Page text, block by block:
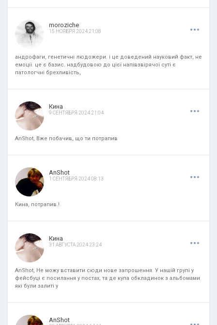
moroziche
15 НОЯБРЯ 2024 21:08 ...
андрофаги, генетичні людожери. і це доведений науковий факт, не
емоції. це є базис. надбудовою до цієї напівзвірячої суті є
патологчні брехливість,
Кина
9 СЕНТЯБРЯ 2024 21:04 ...
AnShot, Вже побачив, що ти потрапив
AnShot
1 СЕНТЯБРЯ 2024 08:13 ...
Кина, потрапив.!
Кина
31 АВГУСТА 2024 23:24 ...
AnShot, Не можу вставити сюди нове запрошення. У нашій групі у
фейсбуці є посилання у постах, та де купа обкладинок з альбомами
які були залиті у
AnShot ...